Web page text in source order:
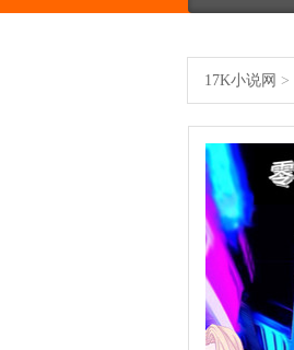
17K小说网 >